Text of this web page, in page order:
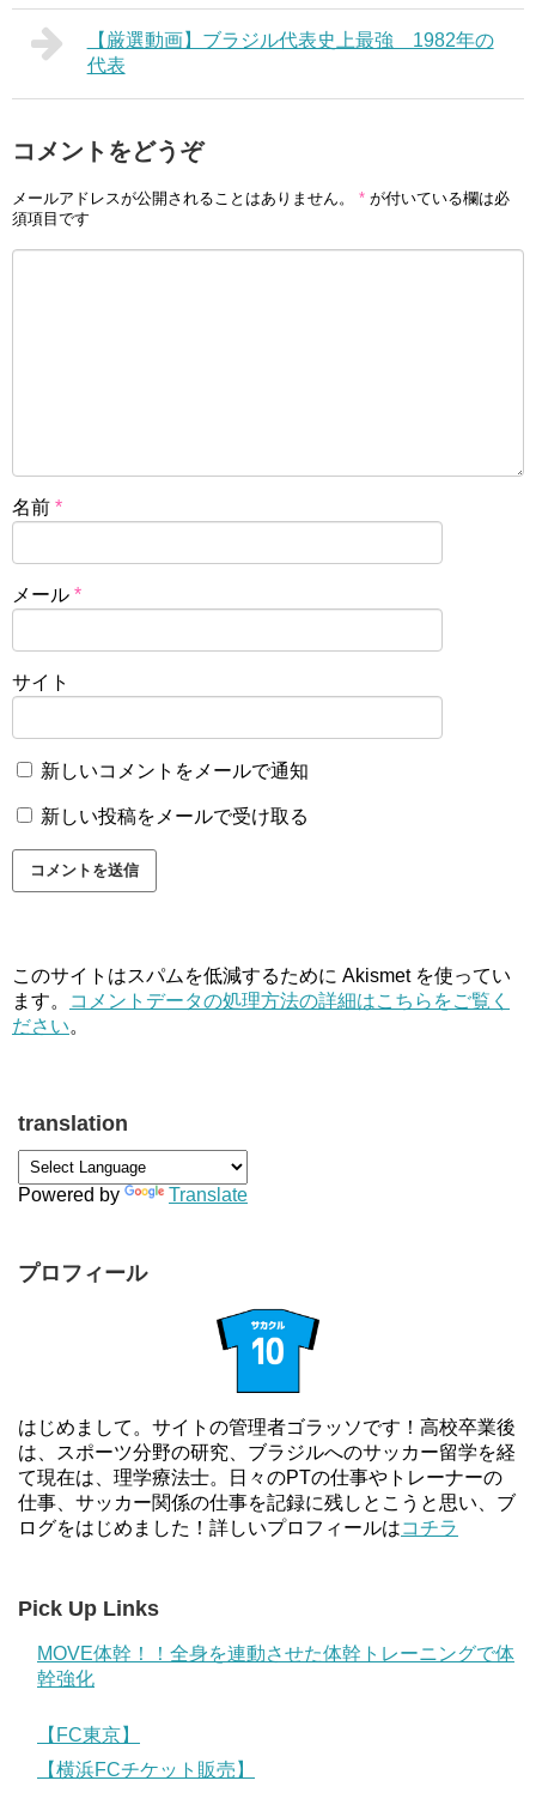
【厳選動画】ブラジル代表史上最強 1982年の
代表
コメントをどうぞ
メールアドレスが公開されることはありません。 * が付いている欄は必
須項目です
名前 *
メール *
サイト
新しいコメントをメールで通知
新しい投稿をメールで受け取る
このサイトはスパムを低減するために Akismet を使ってい
ます。
コメントデータの処理方法の詳細はこちらをご覧く
ださい。
translation
Powered by Translate
プロフィール
はじめまして。サイトの管理者ゴラッソです！高校卒業後
は、スポーツ分野の研究、ブラジルへのサッカー留学を経
て現在は、理学療法士。日々のPTの仕事やトレーナーの
仕事、サッカー関係の仕事を記録に残しとこうと思い、ブ
ログをはじめました！詳しいプロフィールはコチラ
Pick Up Links
MOVE体幹！！全身を連動させた体幹トレーニングで体
幹強化
【FC東京】
【横浜FCチケット販売】